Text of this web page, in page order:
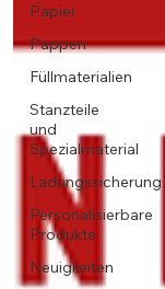
Papier
Pappen
Füllmaterialien
Stanzteile
und
Spezialmaterial
Ladungssicherung
Personalisierbare
Produkte
Neuigkeiten